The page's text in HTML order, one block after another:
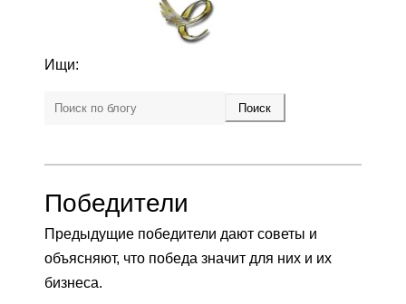
Ищи:
Победители
Предыдущие победители дают советы и
объясняют, что победа значит для них и их
бизнеса.